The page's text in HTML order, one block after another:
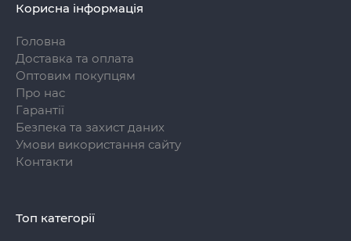
Корисна інформація
Головна
Доставка та оплата
Оптовим покупцям
Про нас
Гарантії
Безпека та захист даних
Умови використання сайту
Контакти
Топ категорії